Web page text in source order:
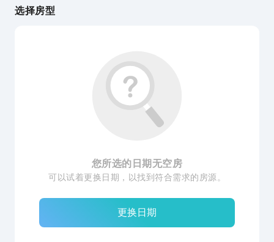
选择房型
您所选的日期无空房
可以试着更换日期，以找到符合需求的房源。
更换日期